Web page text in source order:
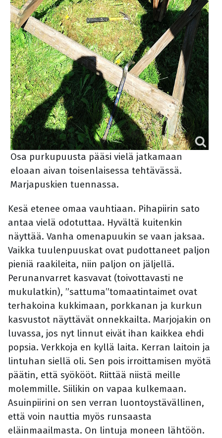
Osa purkupuusta pääsi vielä jatkamaan
eloaan aivan toisenlaisessa tehtävässä.
Marjapuskien tuennassa.
Kesä etenee omaa vauhtiaan. Pihapiirin sato
antaa vielä odotuttaa. Hyvältä kuitenkin
näyttää. Vanha omenapuukin se vaan jaksaa.
Vaikka tuulenpuuskat ovat pudottaneet paljon
pieniä raakileita, niin paljon on jäljellä.
Perunanvarret kasvavat (toivottavasti ne
mukulatkin), ”sattuma”tomaatintaimet ovat
terhakoina kukkimaan, porkkanan ja kurkun
kasvustot näyttävät onnekkailta. Marjojakin on
luvassa, jos nyt linnut eivät ihan kaikkea ehdi
popsia. Verkkoja en kyllä laita. Kerran laitoin ja
lintuhan siellä oli. Sen pois irroittamisen myötä
päätin, että syökööt. Riittää niistä meille
molemmille. Siilikin on vapaa kulkemaan.
Asuinpiirini on sen verran luontoystävällinen,
että voin nauttia myös runsaasta
eläinmaailmasta. On lintuja moneen lähtöön.